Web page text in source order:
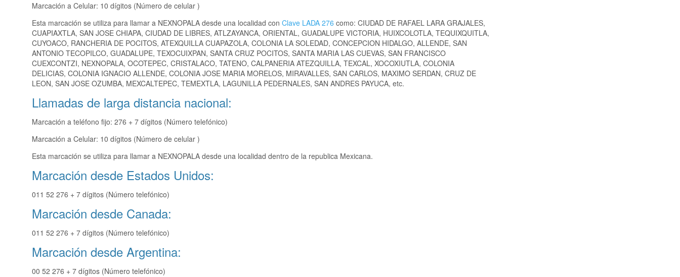
Marcación a Celular: 10 dígitos (Número de celular )
Esta marcación se utiliza para llamar a NEXNOPALA desde una localidad con Clave LADA 276 como: CIUDAD DE RAFAEL LARA GRAJALES,
CUAPIAXTLA, SAN JOSE CHIAPA, CIUDAD DE LIBRES, ATLZAYANCA, ORIENTAL, GUADALUPE VICTORIA, HUIXCOLOTLA, TEQUIXQUITLA,
CUYOACO, RANCHERIA DE POCITOS, ATEXQUILLA CUAPAZOLA, COLONIA LA SOLEDAD, CONCEPCION HIDALGO, ALLENDE, SAN
ANTONIO TECOPILCO, GUADALUPE, TEXOCUIXPAN, SANTA CRUZ POCITOS, SANTA MARIA LAS CUEVAS, SAN FRANCISCO
CUEXCONTZI, NEXNOPALA, OCOTEPEC, CRISTALACO, TATENO, CALPANERIA ATEZQUILLA, TEXCAL, XOCOXIUTLA, COLONIA
DELICIAS, COLONIA IGNACIO ALLENDE, COLONIA JOSE MARIA MORELOS, MIRAVALLES, SAN CARLOS, MAXIMO SERDAN, CRUZ DE
LEON, SAN JOSE OZUMBA, MEXCALTEPEC, TEMEXTLA, LAGUNILLA PEDERNALES, SAN ANDRES PAYUCA, etc.
Llamadas de larga distancia nacional:
Marcación a teléfono fijo: 276 + 7 dígitos (Número telefónico)
Marcación a Celular: 10 dígitos (Número de celular )
Esta marcación se utiliza para llamar a NEXNOPALA desde una localidad dentro de la republica Mexicana.
Marcación desde Estados Unidos:
011 52 276 + 7 dígitos (Número telefónico)
Marcación desde Canada:
011 52 276 + 7 dígitos (Número telefónico)
Marcación desde Argentina:
00 52 276 + 7 dígitos (Número telefónico)